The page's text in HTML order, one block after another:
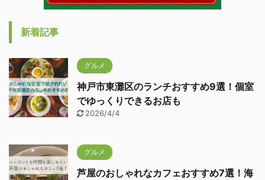
新着記事
グルメ
神戸市東灘区のランチおすすめ9選！個室
でゆっくりできるお店も
2026/4/4
グルメ
芦屋のおしゃれなカフェおすすめ7選！海